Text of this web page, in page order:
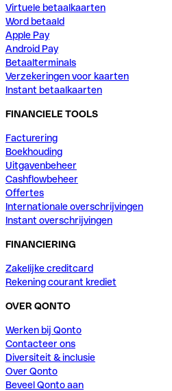
Virtuele betaalkaarten
Word betaald
Apple Pay
Android Pay
Betaalterminals
Verzekeringen voor kaarten
Instant betaalkaarten
FINANCIELE TOOLS
Facturering
Boekhouding
Uitgavenbeheer
Cashflowbeheer
Offertes
Internationale overschrijvingen
Instant overschrijvingen
FINANCIERING
Zakelijke creditcard
Rekening courant krediet
OVER QONTO
Werken bij Qonto
Contacteer ons
Diversiteit & inclusie
Over Qonto
Beveel Qonto aan